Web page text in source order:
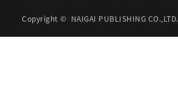
Copyright © NAIGAI PUBLISHING CO.,LTD.